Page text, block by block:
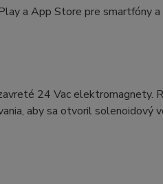
a App Store pre smartfóny
24 Vac elektromagnety.
aby sa otvoril solenoidový